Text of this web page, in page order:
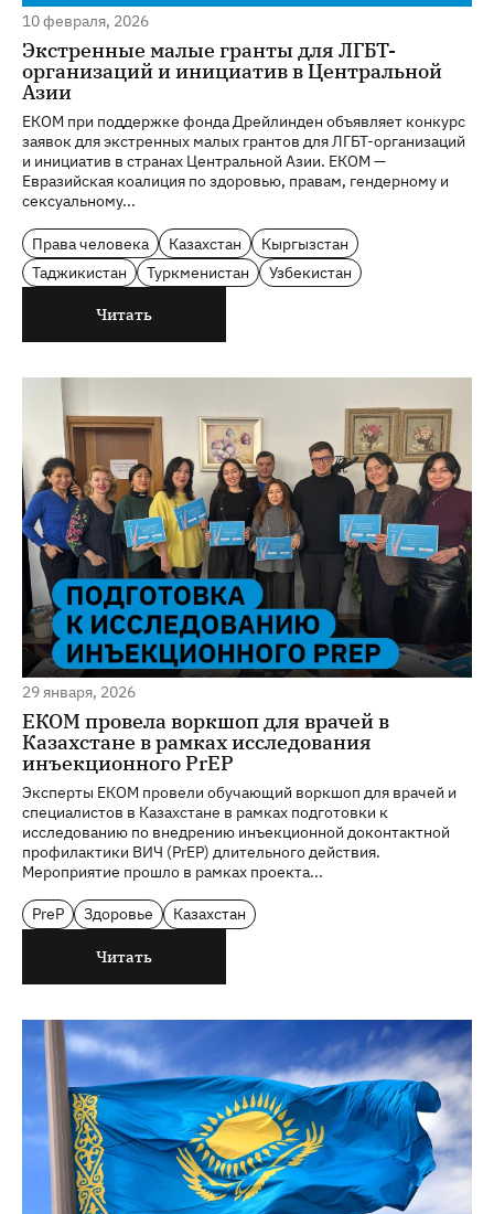
10 февраля, 2026
Экстренные малые гранты для ЛГБТ-
организаций и инициатив в Центральной
Азии
ЕКОМ при поддержке фонда Дрейлинден объявляет конкурс
заявок для экстренных малых грантов для ЛГБТ-организаций
и инициатив в странах Центральной Азии. ЕКОМ —
Евразийская коалиция по здоровью, правам, гендерному и
сексуальному...
Права человека Казахстан
Кыргызстан
Таджикистан
Туркменистан Узбекистан
Читать
29 января, 2026
ЕКОМ провела воркшоп для врачей в
Казахстане в рамках исследования
инъекционного PrEP
Эксперты ЕКОМ провели обучающий воркшоп для врачей и
специалистов в Казахстане в рамках подготовки к
исследованию по внедрению инъекционной доконтактной
профилактики ВИЧ (PrEP) длительного действия.
Мероприятие прошло в рамках проекта...
PreP Здоровье Казахстан
Читать